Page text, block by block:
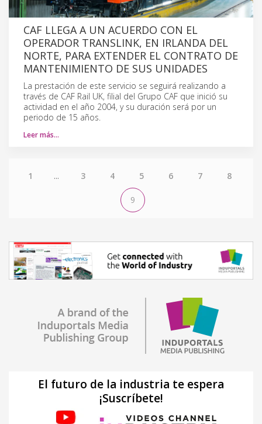
CAF LLEGA A UN ACUERDO CON EL
OPERADOR TRANSLINK, EN IRLANDA DEL
NORTE, PARA EXTENDER EL CONTRATO DE
MANTENIMIENTO DE SUS UNIDADES
La prestación de este servicio se seguirá realizando a
través de CAF Rail UK, filial del Grupo CAF que inició su
actividad en el año 2004, y su duración será por un
periodo de 15 años.
Leer más…
1 ... 3 4 5 6 7 8
9
El futuro de la industria te espera
¡Suscríbete!